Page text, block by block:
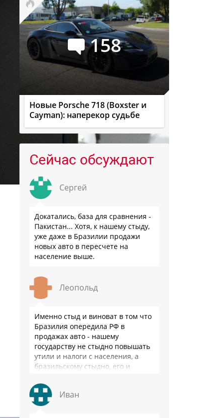
158
Новые Porsche 718 (Boxster и
Cayman): наперекор судьбе
Сейчас обсуждают
Сергей
Докатались, база для сравнения -
Пакистан... Хотя, к нашему стыду,
уже даже в Бразилии продажи
новых авто в пересчете на
население выше.
Леопольд
Именно стыд и виноват в том что
Бразилия опередила РФ в
продажах авто - нашему
государству не стыдно повышать
утили и налоги с населения, а
бразильскому стыдно, его и
Иван